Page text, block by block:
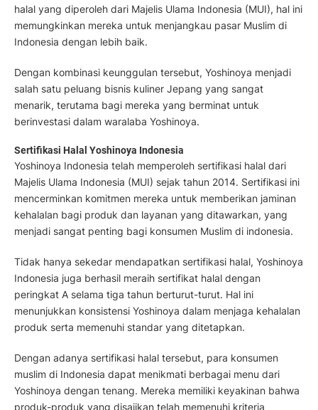
halal yang diperoleh dari Majelis Ulama Indonesia (MUI), hal ini
memungkinkan mereka untuk menjangkau pasar Muslim di
Indonesia dengan lebih baik.
Dengan kombinasi keunggulan tersebut, Yoshinoya menjadi
salah satu peluang bisnis kuliner Jepang yang sangat
menarik, terutama bagi mereka yang berminat untuk
berinvestasi dalam waralaba Yoshinoya.
Sertifikasi Halal Yoshinoya Indonesia
Yoshinoya Indonesia telah memperoleh sertifikasi halal dari
Majelis Ulama Indonesia (MUI) sejak tahun 2014. Sertifikasi ini
mencerminkan komitmen mereka untuk memberikan jaminan
kehalalan bagi produk dan layanan yang ditawarkan, yang
menjadi sangat penting bagi konsumen Muslim di indonesia.
Tidak hanya sekedar mendapatkan sertifikasi halal, Yoshinoya
Indonesia juga berhasil meraih sertifikat halal dengan
peringkat A selama tiga tahun berturut-turut. Hal ini
menunjukkan konsistensi Yoshinoya dalam menjaga kehalalan
produk serta memenuhi standar yang ditetapkan.
Dengan adanya sertifikasi halal tersebut, para konsumen
muslim di Indonesia dapat menikmati berbagai menu dari
Yoshinoya dengan tenang. Mereka memiliki keyakinan bahwa
produk-produk yang disajikan telah memenuhi kriteria